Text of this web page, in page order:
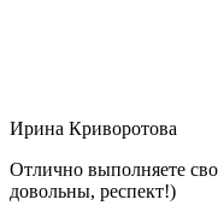
Ирина Криворотова
Отлично выполняете
довольны, респект!)